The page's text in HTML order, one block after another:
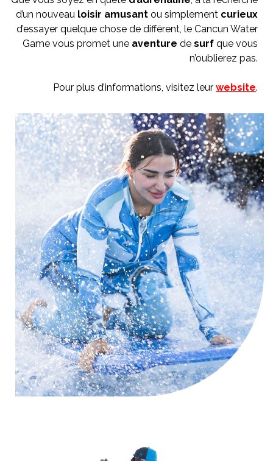
d’un nouveau loisir amusant ou simplement curieux
d’essayer quelque chose de différent, le Cancun Water
Game vous promet une aventure de surf que vous
n’oublierez pas.
Pour plus d’informations, visitez leur website.